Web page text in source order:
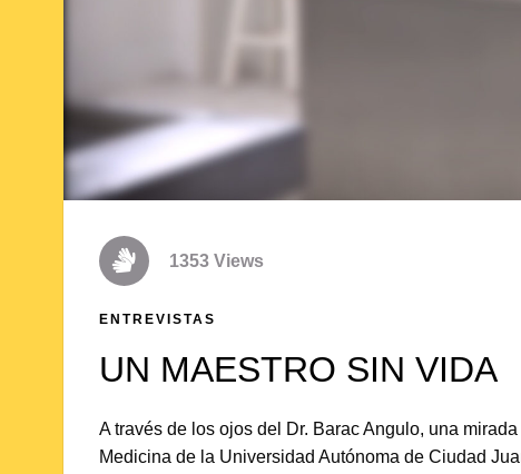
1353 Views
ENTREVISTAS
UN MAESTRO SIN VIDA
A través de los ojos del Dr. Barac Angulo, una
Medicina de la Universidad Autónoma de Ciudad